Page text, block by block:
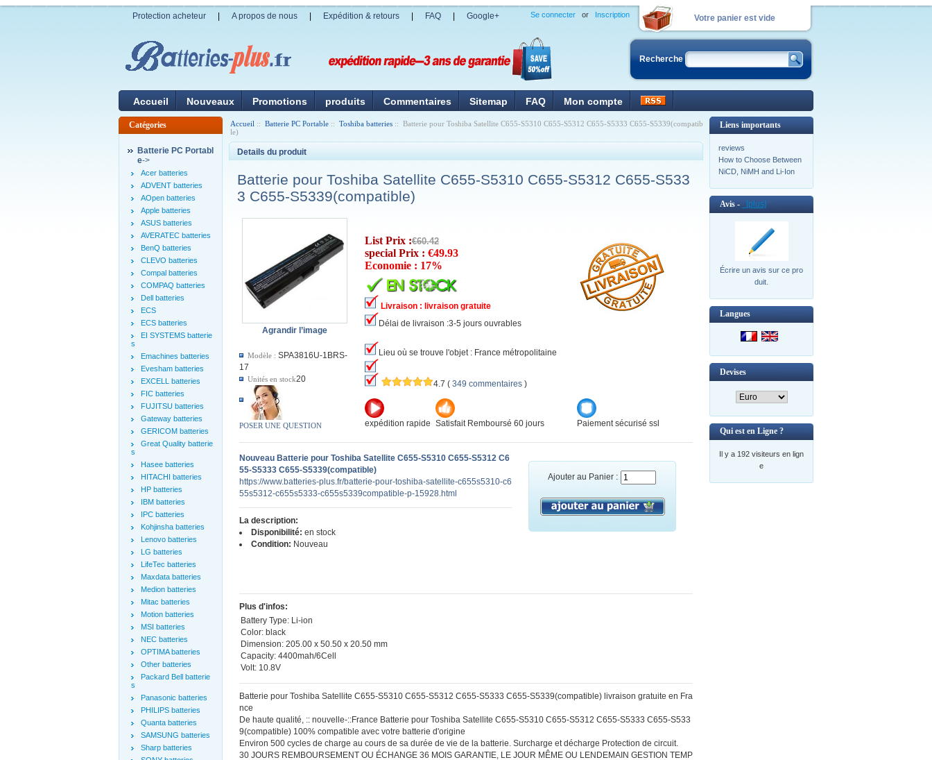
Protection acheteur A propos de nous Expédition & retours FAQ Google+ Votre panier est vide
Se connecter or Inscription
Recherche
Accueil Nouveaux Promotions produits Commentaires Sitemap FAQ Mon compte
Catégories
Batterie PC Portabl
e->
Acer batteries
ADVENT batteries
AOpen batteries
Apple batteries
ASUS batteries
AVERATEC batteries
BenQ batteries
CLEVO batteries
Compal batteries
COMPAQ batteries
Dell batteries
ECS
ECS batteries
EI SYSTEMS batterie
s
Emachines batteries
Evesham batteries
EXCELL batteries
FIC batteries
FUJITSU batteries
Gateway batteries
GERICOM batteries
Great Quality batterie
s
Hasee batteries
HITACHI batteries
HP batteries
IBM batteries
IPC batteries
Kohjinsha batteries
Lenovo batteries
LG batteries
LifeTec batteries
Maxdata batteries
Medion batteries
Mitac batteries
Motion batteries
MSI batteries
NEC batteries
OPTIMA batteries
Other batteries
Packard Bell batterie
s
Panasonic batteries
PHILIPS batteries
Quanta batteries
SAMSUNG batteries
Sharp batteries
Accueil :: Batterie PC Portable :: Toshiba batteries :: Batterie pour Toshiba Satellite C655-S5310 C655-S5312 C655-S5333 C655-S5339(compatib
le)
Details du produit
Batterie pour Toshiba Satellite C655-S5310 C655-S5312 C655-S533
3 C655-S5339(compatible)
Agrandir l’image
Modèle : SPA3816U-1BRS-
17
Unités en stock20
POSER UNE QUESTION
List Prix :€60.42
special Prix : €49.93
Economie : 17%
Livraison : livraison gratuite
Délai de livraison :3-5 jours ouvrables
Lieu où se trouve l'objet : France métropolitaine
4.7 ( 349 commentaires )
expédition rapide Satisfait Remboursé 60 jours Paiement sécurisé ssl
Ajouter au Panier :
Nouveau Batterie pour Toshiba Satellite C655-S5310 C655-S5312 C6
55-S5333 C655-S5339(compatible)
https://www.batteries-plus.fr/batterie-pour-toshiba-satellite-c655s5310-c6
55s5312-c655s5333-c655s5339compatible-p-15928.html
La description:
Disponibilité: en stock
Condition: Nouveau
Plus d'infos:
Battery Type: Li-ion
Color: black
Dimension: 205.00 x 50.50 x 20.50 mm
Capacity: 4400mah/6Cell
Volt: 10.8V
Batterie pour Toshiba Satellite C655-S5310 C655-S5312 C655-S5333 C655-S5339(compatible) livraison gratuite en Fra
nce
De haute qualité, :: nouvelle-::France Batterie pour Toshiba Satellite C655-S5310 C655-S5312 C655-S5333 C655-S533
9(compatible) 100% compatible avec votre batterie d'origine
Environ 500 cycles de charge au cours de sa durée de vie de la batterie. Surcharge et décharge Protection de circuit.
30 JOURS REMBOURSEMENT OU ÉCHANGE 36 MOIS GARANTIE, LE JOUR MÊME OU LENDEMAIN GESTION TEMP
Liens importants
reviews
How to Choose Between
NiCD, NiMH and Li-Ion
Avis - [plus]
Écrire un avis sur ce pro
duit.
Langues
Devises
Qui est en Ligne ?
Il y a 192 visiteurs en lign
e